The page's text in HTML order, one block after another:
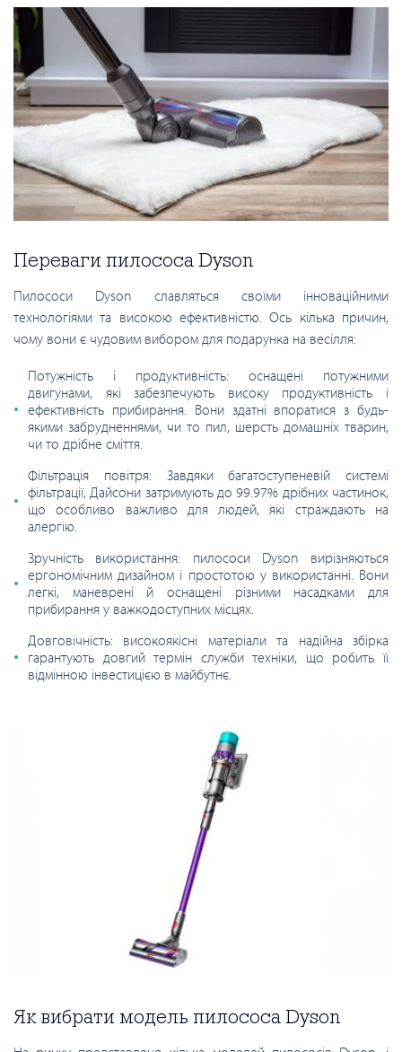
Переваги пилососа Dyson
Пилососи Dyson славляться своїми інноваційними
технологіями та високою ефективністю. Ось кілька причин,
чому вони є чудовим вибором для подарунка на весілля:
Потужність і продуктивність: оснащені потужними
двигунами, які забезпечують високу продуктивність і
ефективність прибирання. Вони здатні впоратися з будь-
якими забрудненнями, чи то пил, шерсть домашніх тварин,
чи то дрібне сміття.
Фільтрація повітря: Завдяки багатоступеневій системі
фільтрації, Дайсони затримують до 99.97% дрібних частинок,
що особливо важливо для людей, які страждають на
алергію.
Зручність використання: пилососи Dyson вирізняються
ергономічним дизайном і простотою у використанні. Вони
легкі, маневрені й оснащені різними насадками для
прибирання у важкодоступних місцях.
Довговічність: високоякісні матеріали та надійна збірка
гарантують довгий термін служби техніки, що робить її
відмінною інвестицією в майбутнє.
Як вибрати модель пилососа Dyson